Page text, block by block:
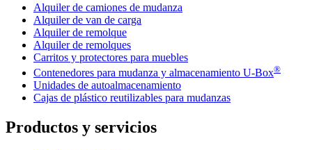
Alquiler de camiones de mudanza
Alquiler de van de carga
Alquiler de remolque
Alquiler de remolques
Carritos y protectores para muebles
Contenedores para mudanza y almacenamiento U-Box®
Unidades de autoalmacenamiento
Cajas de plástico reutilizables para mudanzas
Productos y servicios